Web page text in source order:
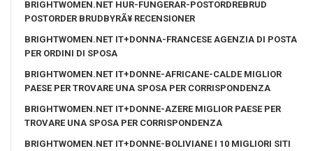
BRIGHTWOMEN.NET HUR-FUNGERAR-POSTORDREBRUD
POSTORDER BRUDBYRÃ¥ RECENSIONER
BRIGHTWOMEN.NET IT+DONNA-FRANCESE AGENZIA DI POSTA
PER ORDINI DI SPOSA
BRIGHTWOMEN.NET IT+DONNE-AFRICANE-CALDE MIGLIOR
PAESE PER TROVARE UNA SPOSA PER CORRISPONDENZA
BRIGHTWOMEN.NET IT+DONNE-AZERE MIGLIOR PAESE PER
TROVARE UNA SPOSA PER CORRISPONDENZA
BRIGHTWOMEN.NET IT+DONNE-BOLIVIANE I 10 MIGLIORI SITI